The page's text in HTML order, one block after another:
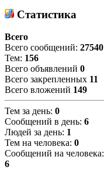
Статистика
Всего
Всего сообщений: 27540
Тем: 156
Всего объявлений 0
Всего закрепленных 11
Всего вложений 149
Тем за день: 0
Сообщений в день: 6
Людей за день: 1
Тем на человека: 0
Сообщений на человека:
6